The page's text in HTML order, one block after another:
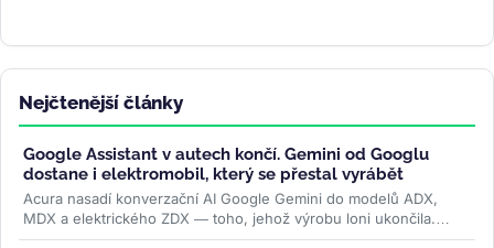
Nejčtenější články
Google Assistant v autech končí. Gemini od Googlu
dostane i elektromobil, který se přestal vyrábět
Acura nasadí konverzační AI Google Gemini do modelů ADX,
MDX a elektrického ZDX — toho, jehož výrobu loni ukončila.
Přidává se k vlně,...>>